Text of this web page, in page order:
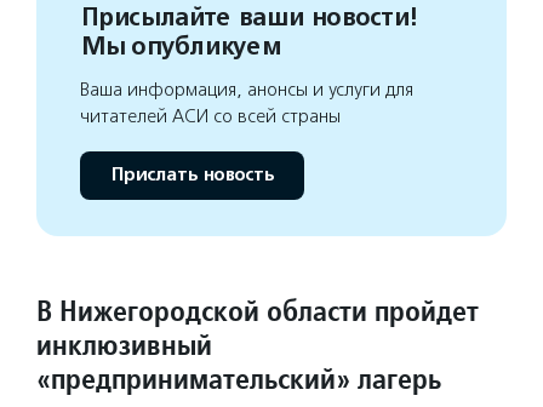
Присылайте ваши новости!
Мы опубликуем
Ваша информация, анонсы и услуги для
читателей АСИ со всей страны
Прислать новость
В Нижегородской области пройдет
инклюзивный
«предпринимательский» лагерь